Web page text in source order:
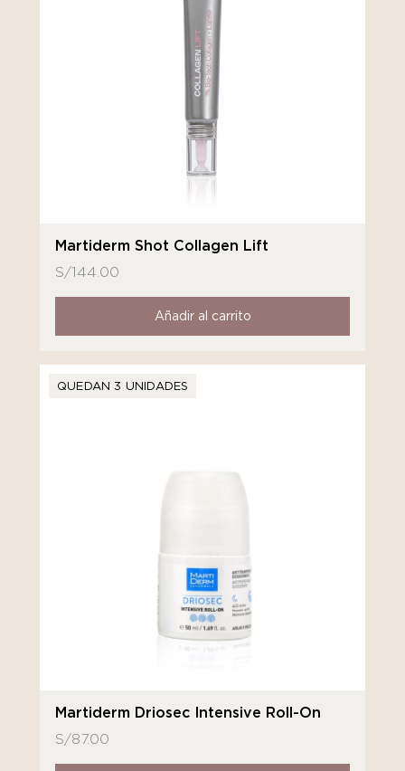
Martiderm Shot Collagen Lift
S/144.00
Añadir al carrito
QUEDAN 3 UNIDADES
Martiderm Driosec Intensive Roll-On
S/87.00